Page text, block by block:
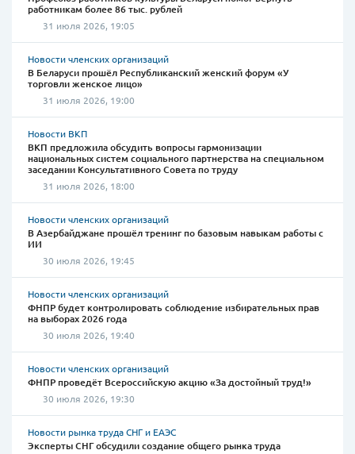
работникам более 86 тыс. рублей
31 июля 2026, 19:05
Новости членских организаций
В Беларуси прошёл Республиканский женский форум «У
торговли женское лицо»
31 июля 2026, 19:00
Новости ВКП
ВКП предложила обсудить вопросы гармонизации
национальных систем социального партнерства на специальном
заседании Консультативного Совета по труду
31 июля 2026, 18:00
Новости членских организаций
В Азербайджане прошёл тренинг по базовым навыкам работы с
ИИ
30 июля 2026, 19:45
Новости членских организаций
ФНПР будет контролировать соблюдение избирательных прав
на выборах 2026 года
30 июля 2026, 19:40
Новости членских организаций
ФНПР проведёт Всероссийскую акцию «За достойный труд!»
30 июля 2026, 19:30
Новости рынка труда СНГ и ЕАЭС
Эксперты СНГ обсудили создание общего рынка труда